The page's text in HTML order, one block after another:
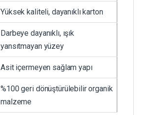
Yüksek kaliteli, dayanıklı karton
Darbeye dayanıklı, ışık
yansıtmayan yüzey
Asit içermeyen sağlam yapı
%100 geri dönüştürülebilir organik
malzeme